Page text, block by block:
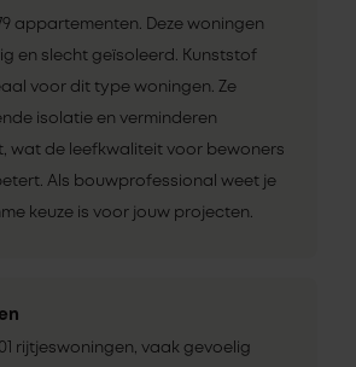
appartementen. Deze woningen
en slecht geïsoleerd. Kunststof
voor dit type woningen. Ze
isolatie en verminderen
wat de leefkwaliteit voor bewoners
Als bouwprofessional weet je
keuze is voor jouw projecten.
rijtjeswoningen, vaak gevoelig